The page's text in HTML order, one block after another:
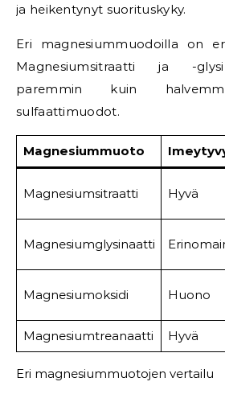
ja heikentynyt suorituskyky.
Eri magnesiummuodoilla on
Magnesiumsitraatti ja -
paremmin kuin
sulfaattimuodot.
Magnesiummuoto
Magnesiumsitraatti Hyvä
Magnesiumglysinaatti
Magnesiumoksidi Huono
Magnesiumtreanaatti Hyvä
Eri magnesiummuotojen vertailu